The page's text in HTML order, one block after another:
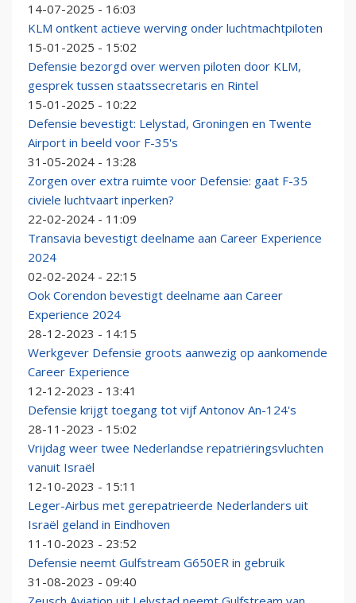
14-07-2025 - 16:03
KLM ontkent actieve werving onder luchtmachtpiloten
15-01-2025 - 15:02
Defensie bezorgd over werven piloten door KLM,
gesprek tussen staatssecretaris en Rintel
15-01-2025 - 10:22
Defensie bevestigt: Lelystad, Groningen en Twente
Airport in beeld voor F-35's
31-05-2024 - 13:28
Zorgen over extra ruimte voor Defensie: gaat F-35
civiele luchtvaart inperken?
22-02-2024 - 11:09
Transavia bevestigt deelname aan Career Experience
2024
02-02-2024 - 22:15
Ook Corendon bevestigt deelname aan Career
Experience 2024
28-12-2023 - 14:15
Werkgever Defensie groots aanwezig op aankomende
Career Experience
12-12-2023 - 13:41
Defensie krijgt toegang tot vijf Antonov An-124's
28-11-2023 - 15:02
Vrijdag weer twee Nederlandse repatriëringsvluchten
vanuit Israël
12-10-2023 - 15:11
Leger-Airbus met gerepatrieerde Nederlanders uit
Israël geland in Eindhoven
11-10-2023 - 23:52
Defensie neemt Gulfstream G650ER in gebruik
31-08-2023 - 09:40